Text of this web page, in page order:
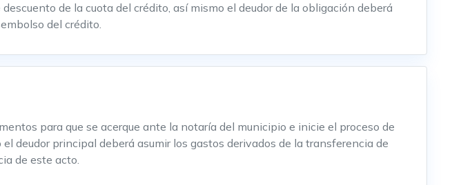
de la cuota del crédito, así mismo el deudor de la obligación deberá
del crédito.
para que se acerque ante la notaría del municipio e inicie el proceso de
deudor principal deberá asumir los gastos derivados de la transferencia de
de este acto.